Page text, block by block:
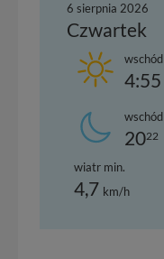
6 sierpnia 2026
Czwartek
wschód
4:55
wschód
2022
wiatr min.
4,7 km/h